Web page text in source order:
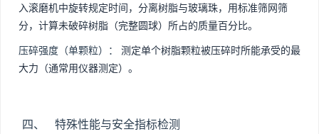
入滚磨机中旋转规定时间，分离树脂与玻璃珠，用标准筛网筛
分，计算未破碎树脂（完整圆球）所占的质量百分比。
压碎强度（单颗粒）：
测定单个树脂颗粒被压碎时所能承受的最
大力（通常用仪器测定）。
四、 特殊性能与安全指标检测